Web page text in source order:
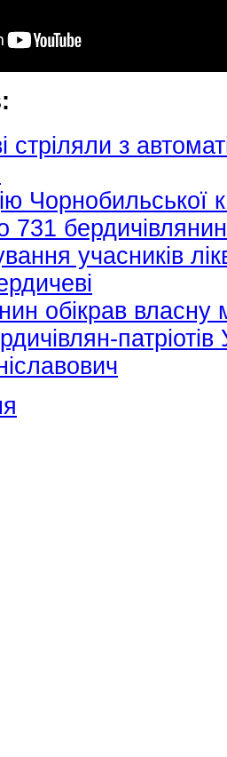
стріляли з
Чорнобильської
731
учасників
обікрав власну